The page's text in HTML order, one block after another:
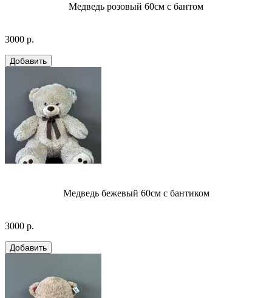
Медведь розовый 60см с бантом
3000 р.
Медведь бежевый 60см с бантиком
3000 р.